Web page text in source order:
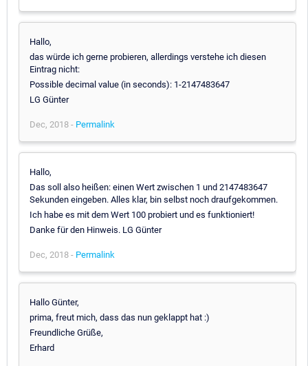
Hallo,
das würde ich gerne probieren, allerdings verstehe ich diesen
Eintrag nicht:
Possible decimal value (in seconds): 1-2147483647
LG Günter
Dec, 2018 - Permalink
Hallo,
Das soll also heißen: einen Wert zwischen 1 und 2147483647
Sekunden eingeben. Alles klar, bin selbst noch draufgekommen.
Ich habe es mit dem Wert 100 probiert und es funktioniert!
Danke für den Hinweis. LG Günter
Dec, 2018 - Permalink
Hallo Günter,
prima, freut mich, dass das nun geklappt hat :)
Freundliche Grüße,
Erhard